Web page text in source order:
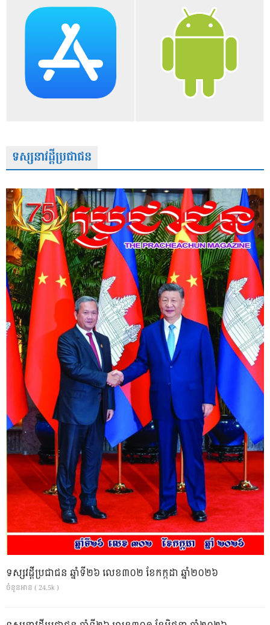
ទស្សនាវដ្តីប្រជាជន
ទស្សវដ្តីប្រជាជន ឆ្នាំទី២៦ លេខ៣០២ ខែកក្កដា ឆ្នាំ២០២៦
ចំនួនអាន ( 24.5k )